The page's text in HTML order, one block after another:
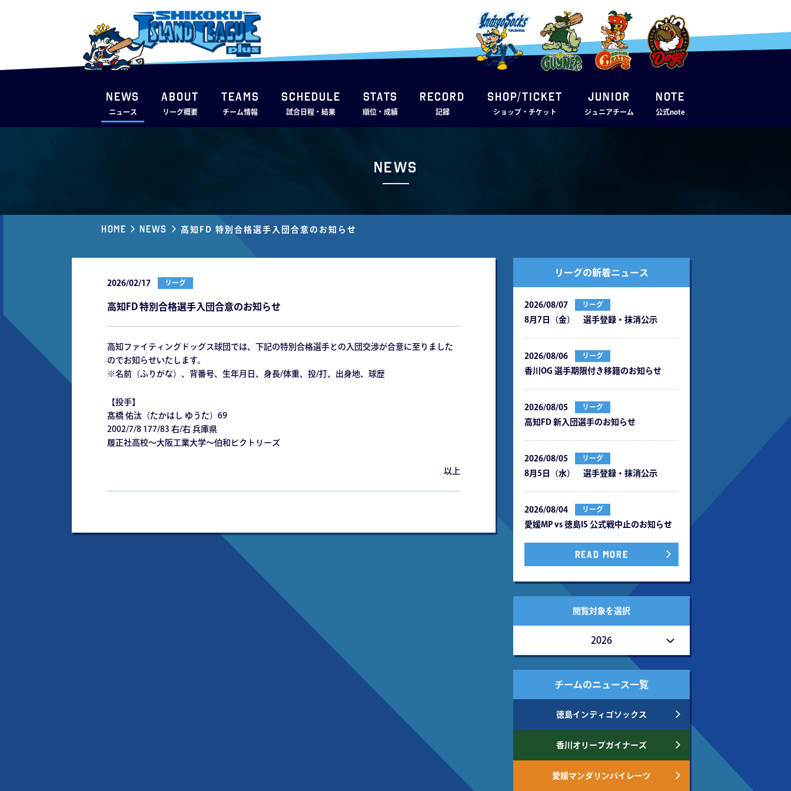
NEWS
ニュース
ABOUT
リーグ概要
TEAMS
チーム情報
SCHEDULE
試合日程・結果
STATS
順位・成績
RECORD
記録
SHOP/TICKET
ショップ・チケット
JUNIOR
ジュニアチーム
note
公式note
News
Home News ⾼知FD 特別合格選⼿⼊団合意のお知らせ
2026/02/17 リーグ
⾼知FD 特別合格選⼿⼊団合意のお知らせ
⾼知ファイティングドッグス球団では、下記の特別合格選⼿との⼊団交渉が合意に⾄りました
のでお知らせいたします。
※名前（ふりがな）、背番号、⽣年⽉⽇、⾝⻑/体重、投/打、出⾝地、球歴
【投⼿】
髙橋 佑汰（たかはし ゆうた）69
2002/7/8 177/83 右/右 兵庫県
履正社⾼校〜⼤阪⼯業⼤学〜伯和ビクトリーズ
以上
リーグの新着ニュース
2026/08/07 リーグ
8月7日（金） 選手登録・抹消公示
2026/08/06 リーグ
⾹川OG 選⼿期限付き移籍のお知らせ
2026/08/05 リーグ
⾼知FD 新⼊団選⼿のお知らせ
2026/08/05 リーグ
8月5日（水） 選手登録・抹消公示
2026/08/04 リーグ
愛媛MP vs 徳島IS 公式戦中⽌のお知らせ
READ MORE
閲覧対象を選択
2026
チームのニュース一覧
徳島インディゴソックス
香川オリーブガイナーズ
愛媛マンダリンパイレーツ